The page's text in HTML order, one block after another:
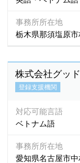
事務所所在地
栃木県那須塩原市
株式会社グッ
登録支援機関
対応可能言語
ベトナム語
事務所所在地
愛知県名古屋市